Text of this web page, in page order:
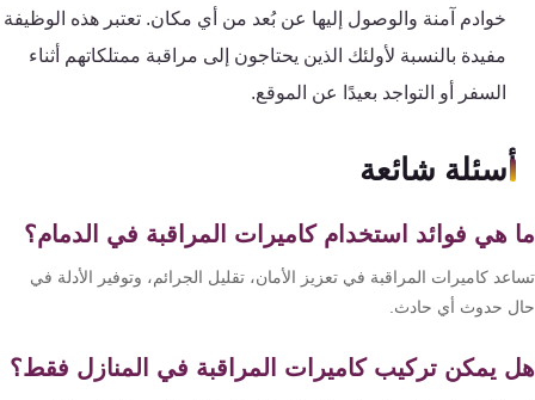
خوادم آمنة والوصول إليها عن بُعد من أي مكان. تعتبر هذه الوظيفة
مفيدة بالنسبة لأولئك الذين يحتاجون إلى مراقبة ممتلكاتهم أثناء
السفر أو التواجد بعيدًا عن الموقع.
أسئلة شائعة
هي فوائد استخدام كاميرات المراقبة في الدمام؟
كاميرات المراقبة في تعزيز الأمان، تقليل الجرائم، وتوفير الأدلة في
حدوث أي حادث.
يمكن تركيب كاميرات المراقبة في المنازل فقط؟